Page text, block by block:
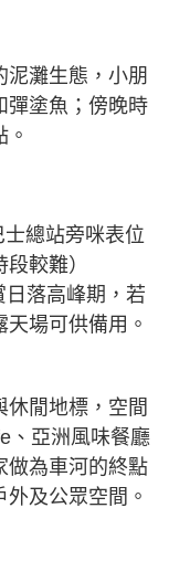
泥灘生態，小朋
彈塗魚；傍晚時
總站旁咪表位
較難）
落高峰期，若
場可供備用。
休閒地標，空間
、亞洲風味餐廳
做為車河的終點
及公眾空間。